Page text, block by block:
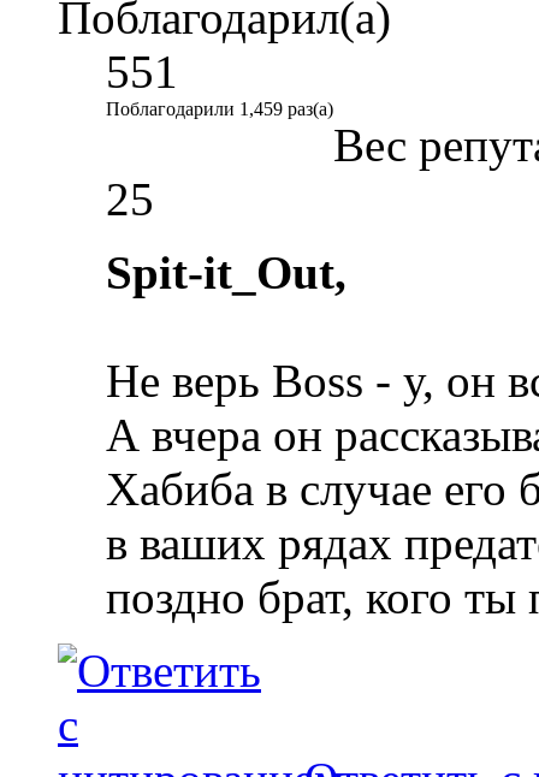
Поблагодарил(а)
551
Поблагодарили 1,459 раз(а)
Вес
25
Spit-it_Out,
Не верь Boss - у, он
А вчера он
Хабиба в случае его
в ваших рядах
поздно брат, кого ты